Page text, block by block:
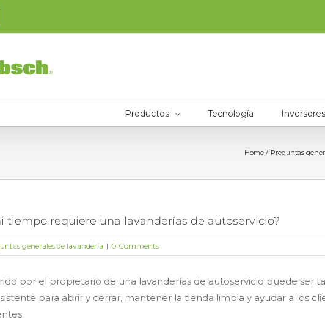
Productos Tecnología Inversores
Home Preguntas
tiempo requiere una lavanderías de autoservicio?
generales de lavandería | 0 Comments
por el propietario de una lavanderías de autoservicio puede ser
para abrir y cerrar, mantener la tienda limpia y ayudar a los